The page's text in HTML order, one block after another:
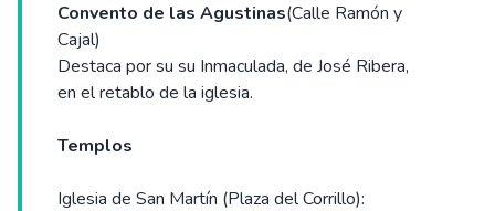
Convento de las Agustinas(Calle Ramón y
Cajal)
Destaca por su su Inmaculada, de José Ribera,
en el retablo de la iglesia.
Templos
Iglesia de San Martín (Plaza del Corrillo):